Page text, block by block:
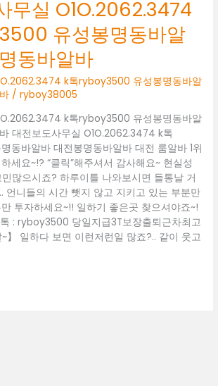
무실 O1O.2062.3474
유성봉명동바알
동바알바
k톡ryboy3500 유성봉명동바알
/ryboy38005
k톡ryboy3500 유성봉명동바알
대전보도사무실 O1O.2062.3474 k톡
동바알바 대전봉명동바알바 대전 룸알바 1위
세요~!? “클릭”해주셔서 감사해요~ 현실성
많으시죠? 하루이틀 나와보시면 들통날 거
언니들의 시간 뺏지 않고 지키고 있는 부분만
투자하세요~!! 일하기 좋은곳 찾으셔야죠~!
: ryboy3500 당일지급3T보장출퇴근차최고
】 일하다 보면 이런저런일 많죠?.. 같이 웃고